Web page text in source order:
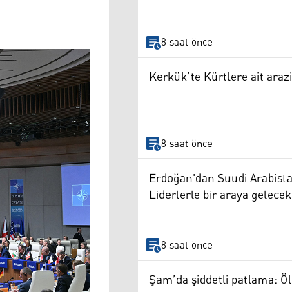
8 saat önce
Kerkük’te Kürtlere ait
8 saat önce
Erdoğan'dan Suudi
Liderlerle bir araya gelecek
8 saat önce
Şam’da şiddetli patlama: